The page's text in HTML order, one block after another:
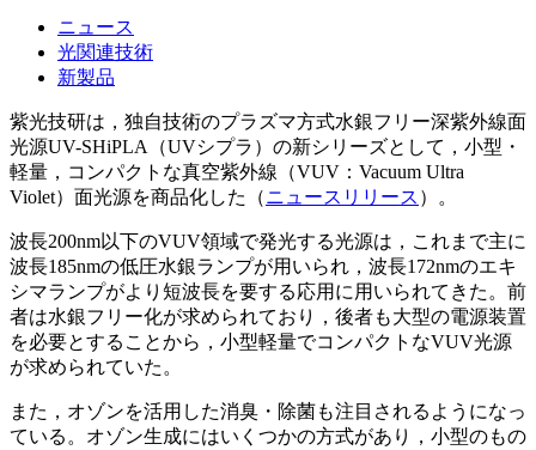
ニュース
光関連技術
新製品
紫光技研は，独自技術のプラズマ方式水銀フリー深紫外線面
光源UV-SHiPLA（UVシプラ）の新シリーズとして，小型・
軽量，コンパクトな真空紫外線（VUV：Vacuum Ultra
Violet）面光源を商品化した（ニュースリリース ）。
波長200nm以下のVUV領域で発光する光源は，これまで主に
波長185nmの低圧水銀ランプが用いられ，波長172nmのエキ
シマランプがより短波長を要する応用に用いられてきた。前
者は水銀フリー化が求められており，後者も大型の電源装置
を必要とすることから，小型軽量でコンパクトなVUV光源
が求められていた。
また，オゾンを活用した消臭・除菌も注目されるようになっ
ている。オゾン生成にはいくつかの方式があり，小型のもの